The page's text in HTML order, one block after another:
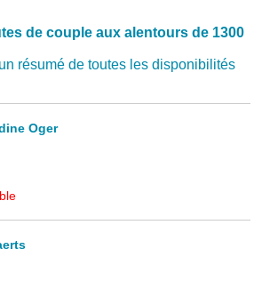
de couple aux alentours de 1300
un résumé de toutes les disponibilités
Oger